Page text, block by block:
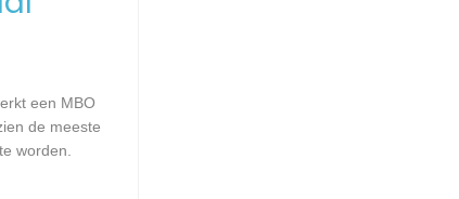
een MBO
de meeste
worden.